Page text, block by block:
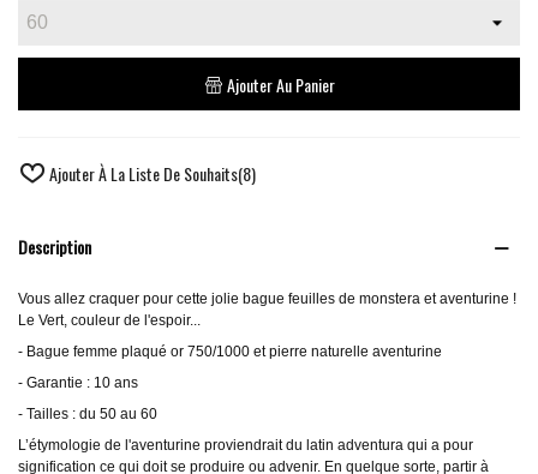
Ajouter Au Panier
Ajouter À La Liste De Souhaits(8)
Description
Vous allez craquer pour cette jolie bague feuilles de monstera et aventurine !
Le Vert, couleur de l'espoir...
- Bague femme plaqué or 750/1000 et pierre naturelle aventurine
- Garantie : 10 ans
- Tailles : du 50 au 60
L’étymologie de l'aventurine proviendrait du latin adventura qui a pour
signification ce qui doit se produire ou advenir. En quelque sorte, partir à